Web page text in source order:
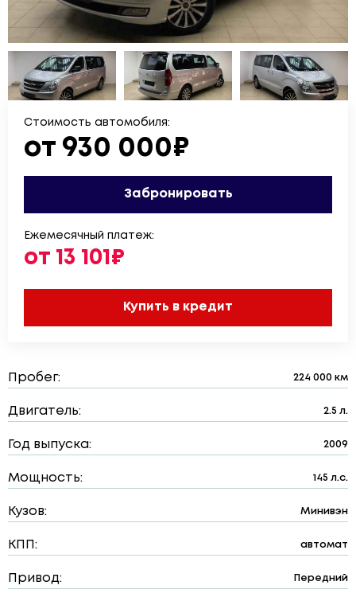
Стоимость автомобиля:
от 930 000₽
Забронировать
Ежемесячный платеж:
от 13 101₽
Купить в кредит
Пробег: 224 000 км
Двигатель: 2.5 л.
Год выпуска: 2009
Мощность: 145 л.с.
Кузов: Минивэн
КПП: автомат
Привод: Передний